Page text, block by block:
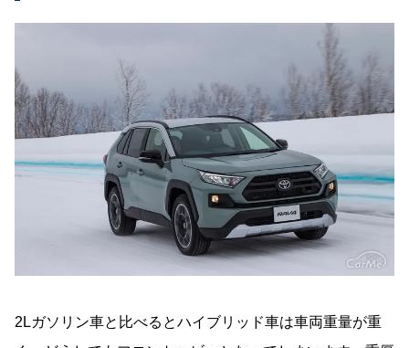
2Lガソリン車と比べるとハイブリッド車は車両重量が重